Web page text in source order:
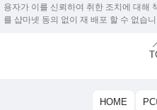
용자가 이를 신뢰하여 취한 조치에 대해
를 샵마넷 동의 없이 재 배포 할 수 없습
HOME